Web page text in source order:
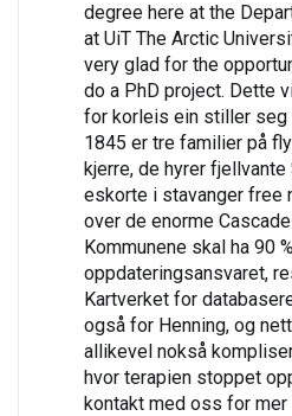
degree here at the
at UiT The Arctic
very glad for the
do a PhD project. Dette
for korleis ein stiller seg
1845 er tre familier på
kjerre, de hyrer
eskorte i stavanger free
over de enorme
Kommunene skal ha 90
oppdateringsansvaret,
Kartverket for
også for Henning, og
allikevel nokså
hvor terapien stoppet
kontakt med oss for